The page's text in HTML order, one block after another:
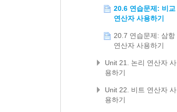
20.6 연습문제: 비교
연산자 사용하기
20.7 연습문제: 삼항
연산자 사용하기
Unit 21. 논리 연산자 사
용하기
Unit 22. 비트 연산자 사
용하기